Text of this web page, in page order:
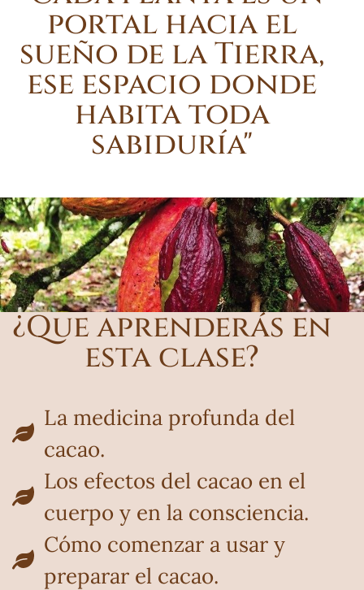
portal hacia el
sueño de la Tierra,
ese espacio donde
habita toda
sabiduría"
¿Que aprenderás en
esta clase?
La medicina profunda del
cacao.
Los efectos del cacao en el
cuerpo y en la consciencia.
Cómo comenzar a usar y
preparar el cacao.